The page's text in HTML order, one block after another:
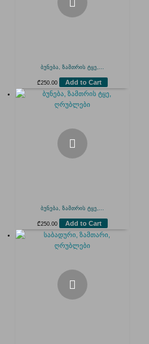
ბუნება, ზამთრის ტყე,...
₾250.00 Add to Cart
ბუნება, ზამთრის ტყე,...
₾250.00 Add to Cart